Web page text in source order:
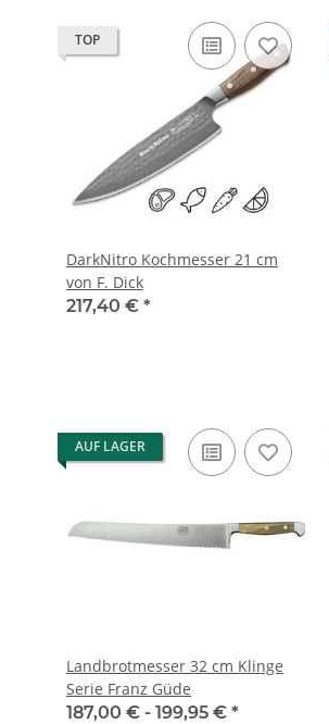
TOP
DarkNitro Kochmesser 21 cm
von F. Dick
217,40 € *
AUF LAGER
Landbrotmesser 32 cm Klinge
Serie Franz Güde
187,00 € - 199,95 € *